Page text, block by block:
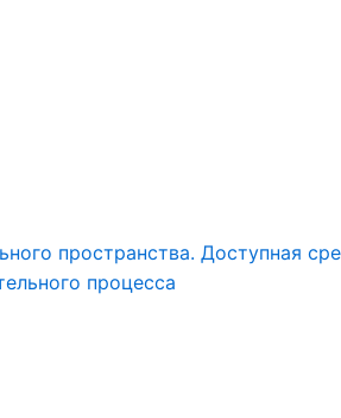
пространства. Доступная
процесса